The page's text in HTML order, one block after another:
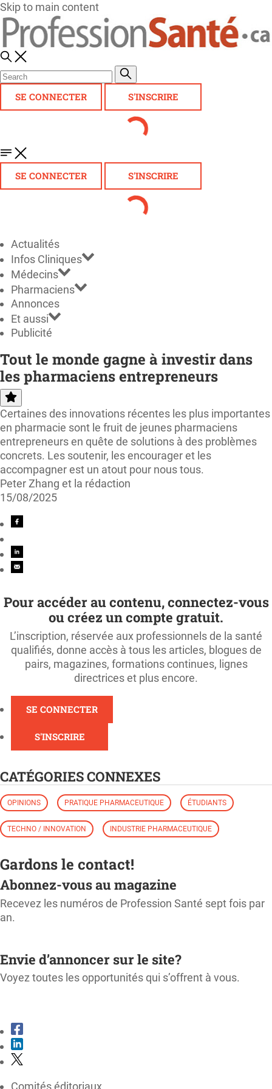
Skip to main content
SE CONNECTER S'INSCRIRE
SE CONNECTER S'INSCRIRE
Actualités
Infos Cliniques
Médecins
Pharmaciens
Annonces
Et aussi
Publicité
Tout le monde gagne à investir dans
les pharmaciens entrepreneurs
Certaines des innovations récentes les plus importantes
en pharmacie sont le fruit de jeunes pharmaciens
entrepreneurs en quête de solutions à des problèmes
concrets. Les soutenir, les encourager et les
accompagner est un atout pour nous tous.
Peter Zhang et la rédaction
15/08/2025
Pour accéder au contenu, connectez-vous
ou créez un compte gratuit.
L’inscription, réservée aux professionnels de la santé
qualifiés, donne accès à tous les articles, blogues de
pairs, magazines, formations continues, lignes
directrices et plus encore.
SE CONNECTER
S'INSCRIRE
CATÉGORIES CONNEXES
OPINIONS PRATIQUE PHARMACEUTIQUE ÉTUDIANTS
TECHNO / INNOVATION INDUSTRIE PHARMACEUTIQUE
Gardons le contact!
Abonnez-vous au magazine
Recevez les numéros de Profession Santé sept fois par
an.
Envie d’annoncer sur le site?
Voyez toutes les opportunités qui s’offrent à vous.